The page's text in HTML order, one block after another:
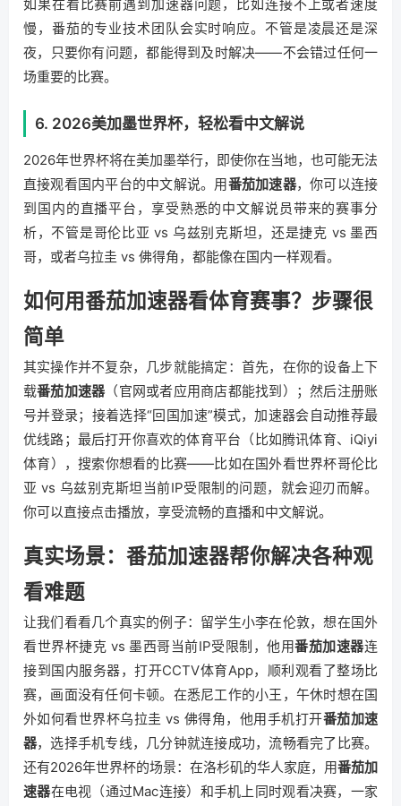
如果在看比赛前遇到加速器问题，比如连接不上或者速度
慢，番茄的专业技术团队会实时响应。不管是凌晨还是深
夜，只要你有问题，都能得到及时解决——不会错过任何一
场重要的比赛。
6. 2026美加墨世界杯，轻松看中文解说
2026年世界杯将在美加墨举行，即使你在当地，也可能无法
直接观看国内平台的中文解说。用番茄加速器，你可以连接
到国内的直播平台，享受熟悉的中文解说员带来的赛事分
析，不管是哥伦比亚 vs 乌兹别克斯坦，还是捷克 vs 墨西
哥，或者乌拉圭 vs 佛得角，都能像在国内一样观看。
如何用番茄加速器看体育赛事？步骤很
简单
其实操作并不复杂，几步就能搞定：首先，在你的设备上下
载番茄加速器（官网或者应用商店都能找到）；然后注册账
号并登录；接着选择“回国加速”模式，加速器会自动推荐最
优线路；最后打开你喜欢的体育平台（比如腾讯体育、iQiyi
体育），搜索你想看的比赛——比如在国外看世界杯哥伦比
亚 vs 乌兹别克斯坦当前IP受限制的问题，就会迎刃而解。
你可以直接点击播放，享受流畅的直播和中文解说。
真实场景：番茄加速器帮你解决各种观
看难题
让我们看看几个真实的例子：留学生小李在伦敦，想在国外
看世界杯捷克 vs 墨西哥当前IP受限制，他用番茄加速器连
接到国内服务器，打开CCTV体育App，顺利观看了整场比
赛，画面没有任何卡顿。在悉尼工作的小王，午休时想在国
外如何看世界杯乌拉圭 vs 佛得角，他用手机打开番茄加速
器，选择手机专线，几分钟就连接成功，流畅看完了比赛。
还有2026年世界杯的场景：在洛杉矶的华人家庭，用番茄加
速器在电视（通过Mac连接）和手机上同时观看决赛，一家